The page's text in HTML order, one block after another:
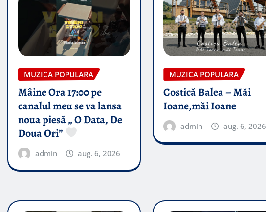
MUZICA POPULARA
Mâine Ora 17:00 pe
canalul meu se va lansa
noua piesă „ O Data, De
Doua Ori”
admin aug. 6, 2026
MUZICA POPULARA
Costică Balea – Măi
Ioane,măi Ioane
admin aug. 6, 2026